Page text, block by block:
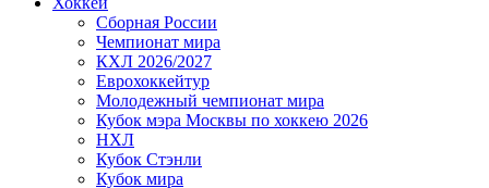
Сборная России
Чемпионат мира
КХЛ 2026/2027
Еврохоккейтур
Молодежный чемпионат мира
Кубок мэра Москвы по хоккею 2026
НХЛ
Кубок Стэнли
Кубок мира